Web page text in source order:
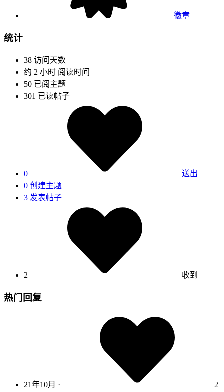
徽章
统计
38 访问天数
约 2 小时 阅读时间
50 已阅主题
301 已读帖子
0
送出
0 创建主题
3 发表帖子
2 收到
热门回复
21年10月 ·
2